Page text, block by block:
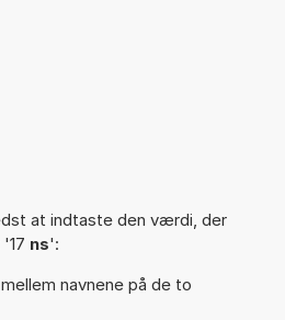
at indtaste den værdi, der
ns':
navnene på de to